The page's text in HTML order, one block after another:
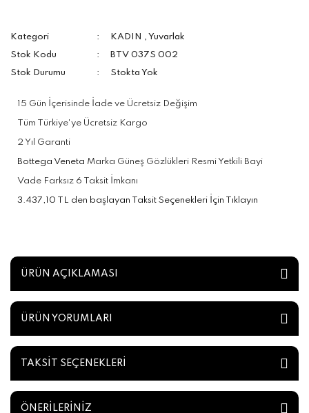
Kategori KADIN ,Yuvarlak
Stok Kodu
BTV 037S 002
Stok Durumu
Stokta Yok
15 Gün İçerisinde İade ve Ücretsiz Değişim
Tüm Türkiye'ye Ücretsiz Kargo
2 Yıl Garanti
Bottega Veneta Marka Güneş Gözlükleri Resmi Yetkili Bayi
Vade Farksız 6 Taksit İmkanı
3.437,10 TL den başlayan Taksit Seçenekleri İçin Tıklayın
ÜRÜN AÇIKLAMASI
ÜRÜN YORUMLARI
TAKSİT SEÇENEKLERİ
ÖNERİLERİNİZ